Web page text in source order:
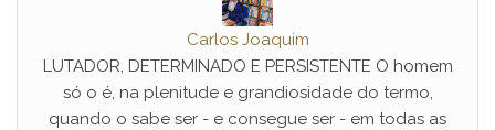
Carlos Joaquim
LUTADOR, DETERMINADO E PERSISTENTE O homem
só o é, na plenitude e grandiosidade do termo,
quando o sabe ser - e consegue ser - em todas as